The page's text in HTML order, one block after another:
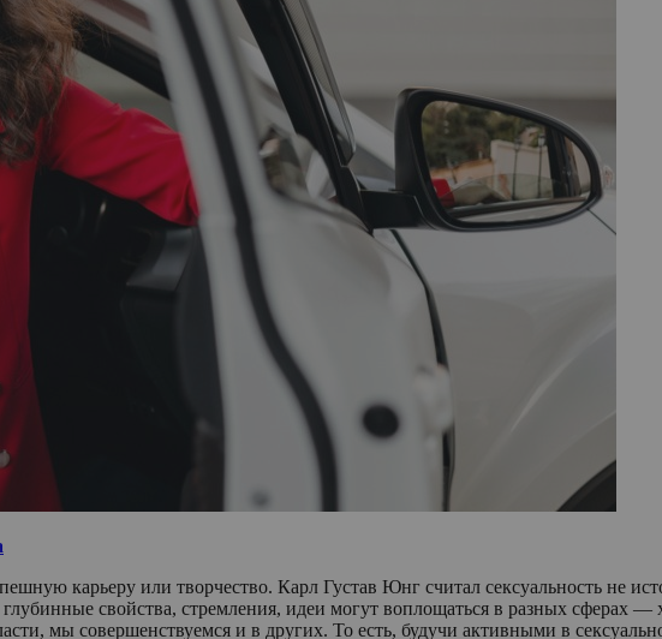
карьеру или творчество. Карл Густав Юнг считал сексуальность не
свойства, стремления, идеи могут воплощаться в разных сферах —
мы совершенствуемся и в других. То есть, будучи активными в